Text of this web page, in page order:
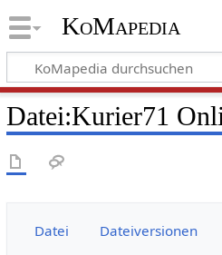
KoMapedia
Datei:Kurier71
Datei Dateiversionen